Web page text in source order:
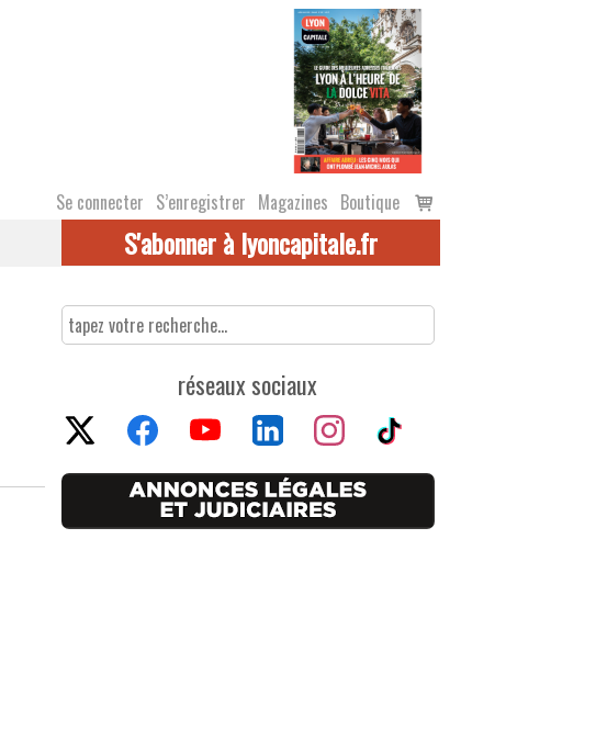
Se connecter S’enregistrer Magazines Boutique
Voir
le
S'abonner à lyoncapitale.fr
réseaux sociaux